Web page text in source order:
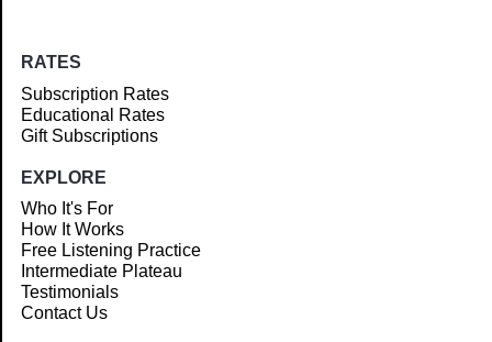
RATES
Subscription Rates
Educational Rates
Gift Subscriptions
EXPLORE
Who It's For
How It Works
Free Listening Practice
Intermediate Plateau
Testimonials
Contact Us